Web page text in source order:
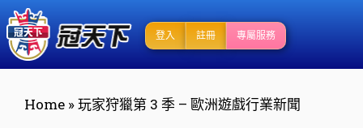
登入 註冊 專屬服務
Home »玩家狩獵第 3 季 – 歐洲遊戲行業新聞